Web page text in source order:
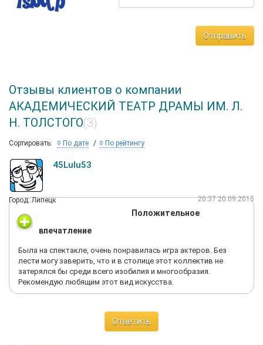
Отправить
Отзывы клиентов о компании
АКАДЕМИЧЕСКИЙ ТЕАТР ДРАМЫ ИМ. Л.
Н. ТОЛСТОГО(3)
Сортировать: По дате По рейтингу
45Lulu53
Город: Липецк 20:37 20.09.2015
Положительное
впечатление
Была на спектакле, очень понравилась игра актеров. Без
лести могу заверить, что и в столице этот коллектив не
затерялся бы среди всего изобилия и многообразия.
Рекомендую любящим этот вид искусства.
Ответить